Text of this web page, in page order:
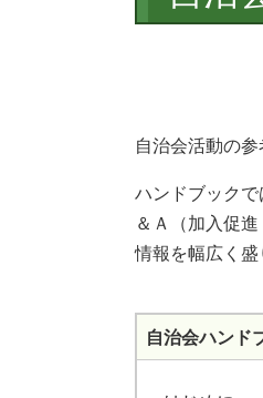
自治会活動の
ハンドブック
＆Ａ（加入促
情報を幅広く盛
自治会ハンド